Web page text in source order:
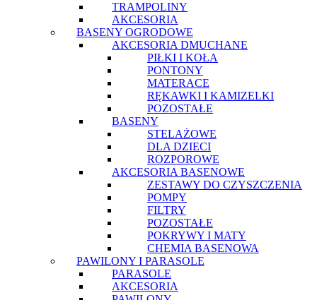
TRAMPOLINY
AKCESORIA
BASENY OGRODOWE
AKCESORIA DMUCHANE
PIŁKI I KOŁA
PONTONY
MATERACE
RĘKAWKI I KAMIZELKI
POZOSTAŁE
BASENY
STELAŻOWE
DLA DZIECI
ROZPOROWE
AKCESORIA BASENOWE
ZESTAWY DO CZYSZCZENIA
POMPY
FILTRY
POZOSTAŁE
POKRYWY I MATY
CHEMIA BASENOWA
PAWILONY I PARASOLE
PARASOLE
AKCESORIA